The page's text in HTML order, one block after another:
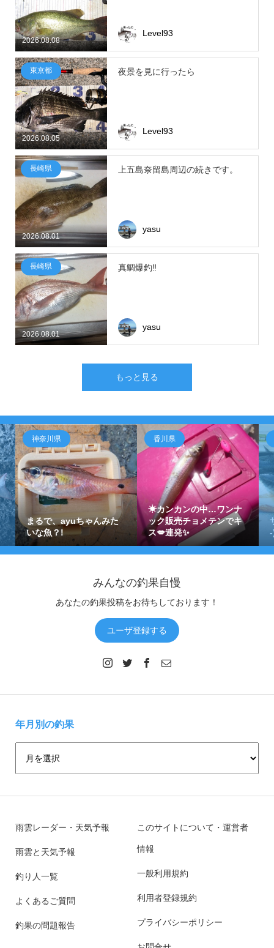
2026.08.08
Level93
2026.08.05
東京都 夜景を見に行ったら
Level93
2026.08.01
長崎県 上五島奈留島周辺の続きです。
yasu
2026.08.01
長崎県 真鯛爆釣‼
yasu
もっと見る
神奈川県
まるで、ayuちゃんみた
いな魚？!
香川県
☀カンカンの中…ワンナ
ック販売チョメテンでキ
ス💋連発✨
みんなの釣果自慢
あなたの釣果投稿をお待ちしております！
ユーザ登録する
年月別の釣果
雨雲レーダー・天気予報
雨雲と天気予報
釣り人一覧
よくあるご質問
釣果の問題報告
このサイトについて・運営者
情報
一般利用規約
利用者登録規約
プライバシーポリシー